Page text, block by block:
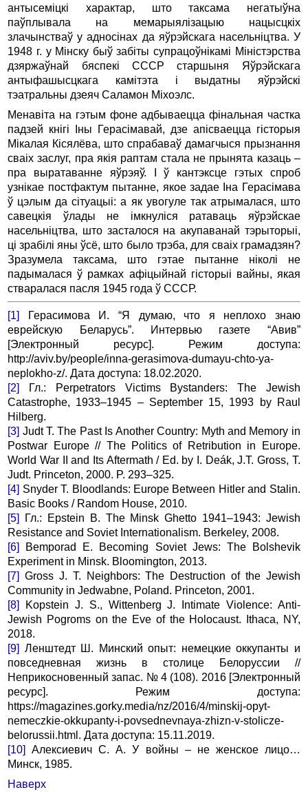
антысеміцкі характар, што таксама негатыўна
паўплывала на мемарыялізацыю нацысцкіх
злачынстваў у адносінах да яўрэйскага насельніцтва. У
1948 г. у Мінску быў забіты супрацоўнікамі Міністэрства
дзяржаўнай бяспекі СССР старшыня Яўрэйскага
антыфашысцкага камітэта і выдатны яўрэйскі
тэатральны дзеяч Саламон Міхоэлс.
Менавіта на гэтым фоне адбываецца фінальная частка
падзей кнігі Іны Герасімавай, дзе апісваецца гісторыя
Мікалая Кісялёва, што спрабаваў дамагчыся прызнання
сваіх заслуг, пра якія раптам стала не прынята казаць –
пра выратаванне яўрэяў. І ў кантэксце гэтых спроб
узнікае постфактум пытанне, якое задае Іна Герасімава
ў цэлым да сітуацыі: а як увогуле так атрымалася, што
савецкія ўлады не імкнуліся ратаваць яўрэйскае
насельніцтва, што засталося на акупаванай тэрыторыі,
ці зрабілі яны ўсё, што было трэба, для сваіх грамадзян?
Зразумела таксама, што гэтае пытанне ніколі не
падымалася ў рамках афіцыйнай гісторыі вайны, якая
стваралася пасля 1945 года ў СССР.
[1]
Герасимова И. “Я думаю, что я неплохо знаю
еврейскую Беларусь”. Интервью газете “Авив”
[Электронный ресурс]. Режим доступа:
http://aviv.by/people/inna-gerasimova-dumayu-chto-ya-
neplokho-z/. Дата доступа: 18.02.2020.
[2]
Гл.: Perpetrators Victims Bystanders: The Jewish
Catastrophe, 1933–1945 – September 15, 1993 by Raul
Hilberg.
[3] Judt T. The Past Is Another Country: Myth and Memory in
Postwar Europe // The Politics of Retribution in Europe.
World War II and Its Aftermath / Ed. by I. Deák, J.T. Gross, T.
Judt. Princeton, 2000. P. 293–325.
[4] Snyder Т. Bloodlands: Europe Between Hitler and Stalin.
Basic Books / Random House, 2010.
[5]
Гл.: Epstein В. The Minsk Ghetto 1941–1943: Jewish
Resistance and Soviet Internationalism. Berkeley, 2008.
[6]
Bemporad E. Becoming Soviet Jews: The Bolshevik
Experiment in Minsk. Bloomington, 2013.
[7] Gross J. T. Neighbors: The Destruction of the Jewish
Community in Jedwabne, Poland. Princeton, 2001.
[8]
Kopstein J. S., Wittenberg J. Intimate Violence: Anti-
Jewish Pogroms on the Eve of the Holocaust. Ithaca, NY,
2018.
[9] Ленштедт Ш. Минский опыт: немецкие оккупанты и
повседневная жизнь в столице Белоруссии //
Неприкосновенный запас. № 4 (108). 2016 [Электронный
ресурс]. Режим доступа:
https://magazines.gorky.media/nz/2016/4/minskij-opyt-
nemeczkie-okkupanty-i-povsednevnaya-zhizn-v-stolicze-
belorussii.html. Дата доступа: 15.11.2019.
[10]
Алексиевич С. А. У войны – не женское лицо…
Минск, 1985.
Наверх